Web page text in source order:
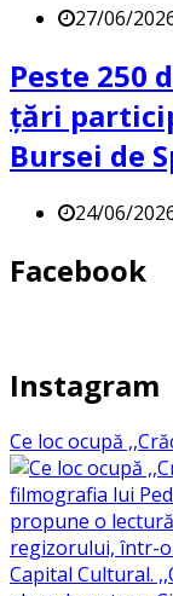
27/06/
Peste 250
țări
Bursei de
24/06/
Facebook
Instagram
Ce loc ocupă